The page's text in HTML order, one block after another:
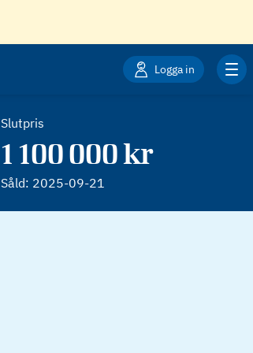
Logga in
Slutpris
1 100 000 kr
Såld: 2025-09-21